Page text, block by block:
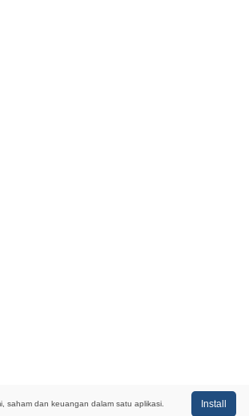
saham dan keuangan dalam satu aplikasi. Install